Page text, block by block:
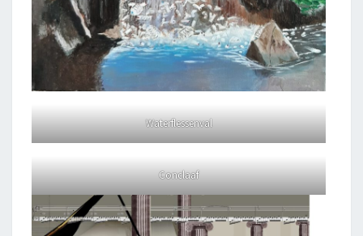
Waterflessenval
Conclaaf